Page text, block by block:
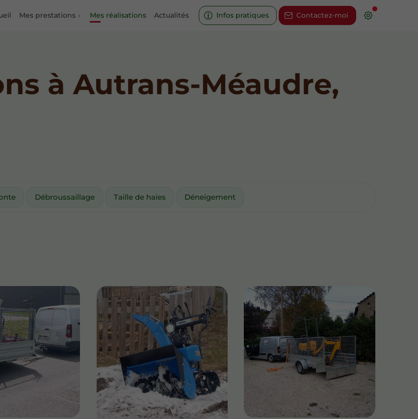
Mes prestations Mes réalisations Actualités Infos pratiques Contactez-moi
à Autrans-Méaudre,
Débroussaillage Taille de haies Déneigement